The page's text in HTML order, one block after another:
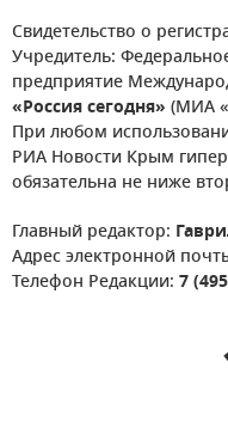
Свидетельство о
Учредитель:
предприятие
«Россия сегодня» (МИА
При любом
РИА Новости Крым
обязательна не ниже
Главный редактор:
Адрес электронной
Телефон Редакции: 7